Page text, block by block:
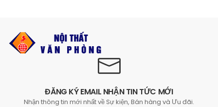
ĐĂNG KÝ EMAIL NHẬN TIN TỨC MỚI
Nhận thông tin mới nhất về Sự kiện, Bán hàng và Ưu đãi.